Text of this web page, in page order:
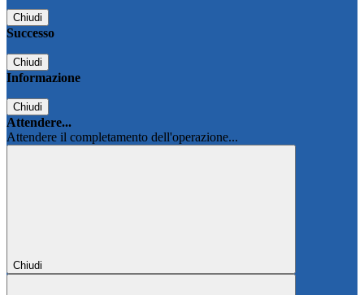
Chiudi
Successo
Chiudi
Informazione
Chiudi
Attendere...
Attendere il completamento dell'operazione...
Chiudi